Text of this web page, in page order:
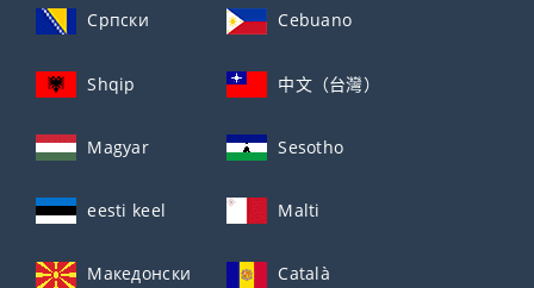
Српски Cebuano
Shqip 中文（台灣）
Magyar Sesotho
eesti keel Malti
Македонски Català